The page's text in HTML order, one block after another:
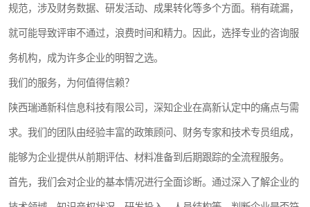
规范，涉及财务数据、研发活动、成果转化等多个方面。稍有疏漏，
就可能导致评审不通过，浪费时间和精力。因此，选择专业的咨询服
务机构，成为许多企业的明智之选。
我们的服务，为何值得信赖？
陕西瑞通新科信息科技有限公司，深知企业在高新认定中的痛点与需
求。我们的团队由经验丰富的政策顾问、财务专家和技术专员组成，
能够为企业提供从前期评估、材料准备到后期跟踪的全流程服务。
首先，我们会对企业的基本情况进行全面诊断。通过深入了解企业的